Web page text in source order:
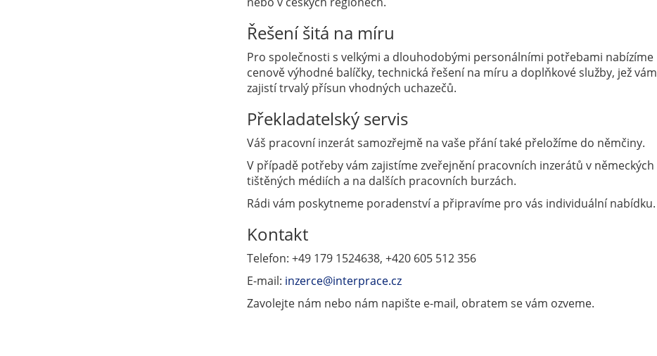
Řešení šitá na míru
Pro společnosti s velkými a dlouhodobými personálními potřebami nabízíme
cenově výhodné balíčky, technická řešení na míru a doplňkové služby, jež vám
zajistí trvalý přísun vhodných uchazečů.
Překladatelský servis
Váš pracovní inzerát samozřejmě na vaše přání také přeložíme do němčiny.
V případě potřeby vám zajistíme zveřejnění pracovních inzerátů v německých
tištěných médiích a na dalších pracovních burzách.
Rádi vám poskytneme poradenství a připravíme pro vás individuální nabídku.
Kontakt
Telefon: +49 179 1524638, +420 605 512 356
E-mail: inzerce@interprace.cz
Zavolejte nám nebo nám napište e-mail, obratem se vám ozveme.